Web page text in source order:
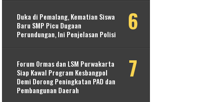
Duka di Pemalang, Kematian Siswa
Baru SMP Picu Dugaan
Perundungan, Ini Penjelasan Polisi
Forum Ormas dan LSM Purwakarta
Siap Kawal Program Kesbangpol
Demi Dorong Peningkatan PAD dan
Pembangunan Daerah